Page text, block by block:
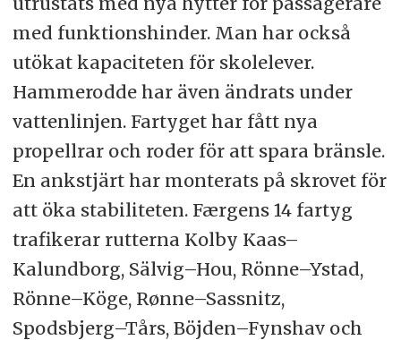
med funktionshinder. Man har också
utökat kapaciteten för skolelever.
Hammerodde har även ändrats under
vattenlinjen. Fartyget har fått nya
propellrar och roder för att spara bränsle.
En ankstjärt har monterats på skrovet för
att öka stabiliteten. Færgens 14 fartyg
trafikerar rutterna Kolby Kaas–
Kalundborg, Sälvig–Hou, Rönne–Ystad,
Rönne–Köge, Rønne–Sassnitz,
Spodsbjerg–Tårs, Böjden–Fynshav och